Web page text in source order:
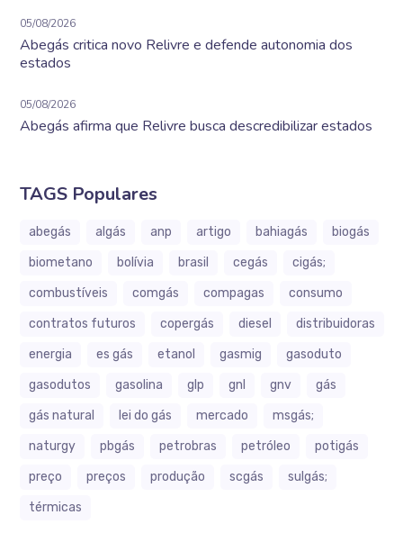
05/08/2026
Abegás critica novo Relivre e defende autonomia dos
estados
05/08/2026
Abegás afirma que Relivre busca descredibilizar estados
TAGS Populares
abegás algás anp artigo bahiagás
biogás
biometano
bolívia brasil cegás
cigás;
combustíveis
comgás compagas
consumo
contratos futuros
copergás diesel
distribuidoras
energia
es gás etanol gasmig
gasoduto
gasodutos
gasolina glp gnl gnv
gás
gás natural
lei do gás mercado
msgás;
naturgy
pbgás petrobras petróleo
potigás
preço
preços produção scgás
sulgás;
térmicas